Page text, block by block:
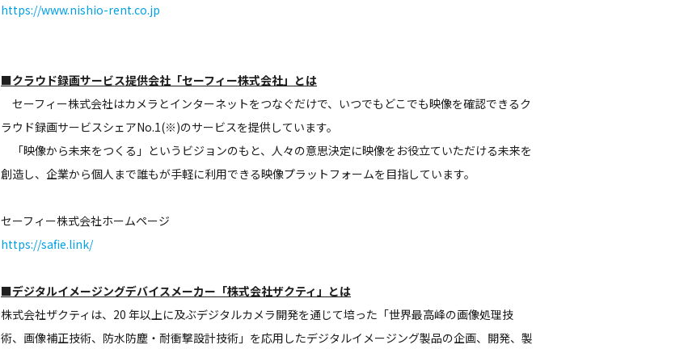
https://www.nishio-rent.co.jp
■クラウド録画サービス提供会社「セーフィー株式会社」とは
セーフィー株式会社はカメラとインターネットをつなぐだけで、いつでもどこでも映像を確認できるク
ラウド録画サービスシェアNo.1(※)のサービスを提供しています。
「映像から未来をつくる」というビジョンのもと、人々の意思決定に映像をお役立ていただける未来を
創造し、企業から個人まで誰もが手軽に利用できる映像プラットフォームを目指しています。
セーフィー株式会社ホームページ
https://safie.link/
■デジタルイメージングデバイスメーカー「株式会社ザクティ」とは
株式会社ザクティは、20 年以上に及ぶデジタルカメラ開発を通じて培った「世界最高峰の画像処理技
術、画像補正技術、防水防塵・耐衝撃設計技術」を応用したデジタルイメージング製品の企画、開発、製